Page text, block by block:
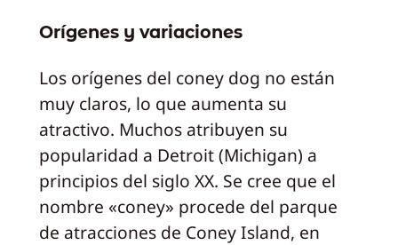
Orígenes y variaciones
Los orígenes del coney dog no están
muy claros, lo que aumenta su
atractivo. Muchos atribuyen su
popularidad a Detroit (Michigan) a
principios del siglo XX. Se cree que el
nombre «coney» procede del parque
de atracciones de Coney Island, en